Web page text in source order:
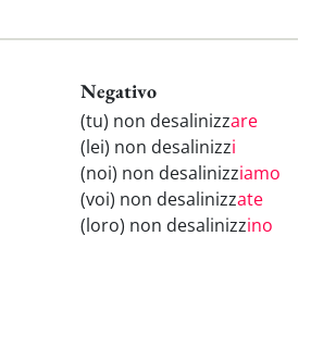
Negativo
(tu) non desalinizzare
(lei) non desalinizzi
(noi) non desalinizziamo
(voi) non desalinizzate
(loro) non desalinizzino